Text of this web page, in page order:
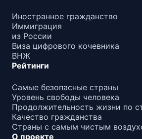
Иностранное гражданство
Иммиграция
из России
Виза цифрового кочевника
ВНЖ
Рейтинги
Самые безопасные страны
Уровень свободы человека
Продолжительность жизни по
Качество гражданства
Страны с самым чистым
О проекте